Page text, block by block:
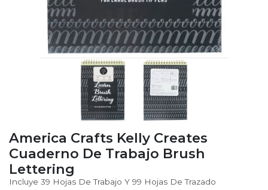
America Crafts Kelly Creates
Cuaderno De Trabajo Brush
Lettering
Incluye 39 Hojas De Trabajo Y 99 Hojas De Trazado